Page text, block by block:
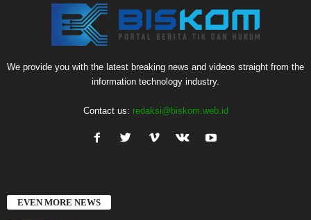
We provide you with the latest breaking news and videos straight from the
information technology industry.
Contact us: redaksi@biskom.web.id
EVEN MORE NEWS